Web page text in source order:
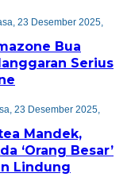
23 Desember 2025,
Bua
Serius
23 Desember 2025,
Mandek,
‘Orang Besar’
Lindung